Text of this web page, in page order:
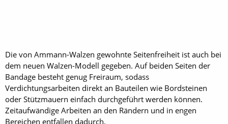
Die von Ammann-Walzen gewohnte Seitenfreiheit ist auch bei
dem neuen Walzen-Modell gegeben. Auf beiden Seiten der
Bandage besteht genug Freiraum, sodass
Verdichtungsarbeiten direkt an Bauteilen wie Bordsteinen
oder Stützmauern einfach durchgeführt werden können.
Zeitaufwändige Arbeiten an den Rändern und in engen
Bereichen entfallen dadurch.